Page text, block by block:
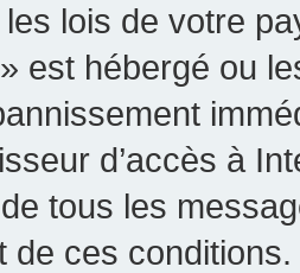
lois de votre
est hébergé ou
d’accès à
de tous les
de ces